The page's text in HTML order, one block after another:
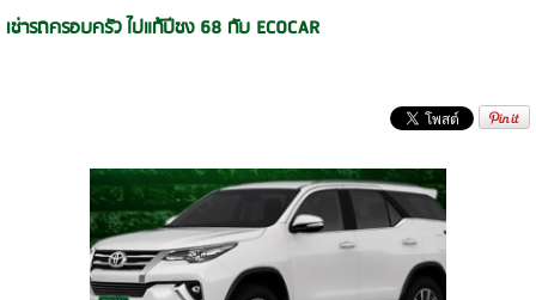
เช่ารถครอบครัว ไปแก้ปีชง 68 กับ ECOCAR